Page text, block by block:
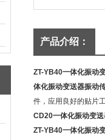
产品介绍：
ZT-YB40一体化振动
体化振动变送器振动
件，应用良好的贴片
CD20一体化振动变
ZT-YB40一体化振动